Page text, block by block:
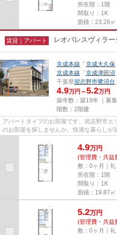
所在階：1階
間取り：1K
面積：23.28㎡
賃貸｜アパート レオパレスヴィラー
京成本線 「 京成大久保
京成本線 「 京成津田沼
千葉県習志野市鷺沼台
4.9万円～5.2万円
築年数：築19年 ｜募集
階数：2階建
アパートタイプのお部屋です。習志野市エ
のお部屋を探しませんか。快適な暮らしが
4.9万円
(管理費・共益
敷：0ヶ月｜礼
所在階：1階
間取り：1K
面積：19.87㎡
5.2万円
(管理費・共益
敷：0ヶ月｜礼